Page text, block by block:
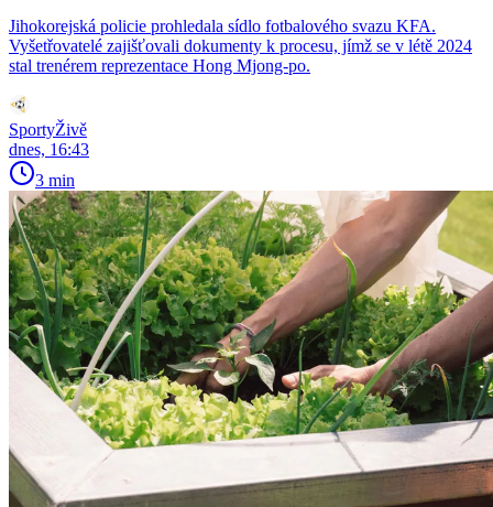
Jihokorejská policie prohledala sídlo fotbalového svazu KFA.
Vyšetřovatelé zajišťovali dokumenty k procesu, jímž se v létě 2024
stal trenérem reprezentace Hong Mjong-po.
SportyŽivě
dnes, 16:43
3 min